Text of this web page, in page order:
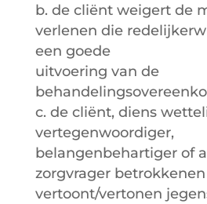
b. de cliënt weigert de
verlenen die
een goede
uitvoering van de
c. de cliënt, diens
vertegenwoordiger,
belangenbehartiger of
zorgvrager
vertoont/vertonen